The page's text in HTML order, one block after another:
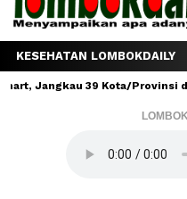
KESEHATAN LOMBOKDAILY
39 Kota/Provinsi di